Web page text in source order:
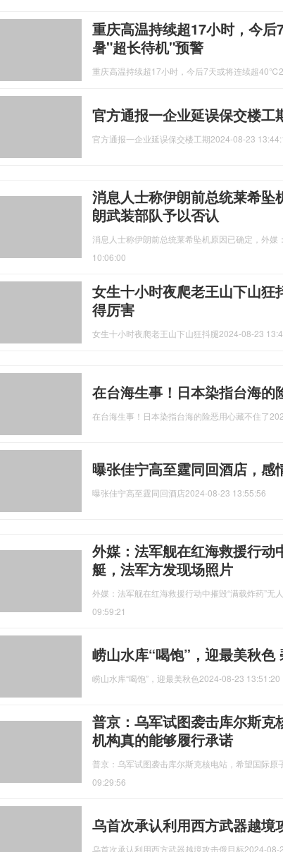
重庆高温持续超17小时，今
暑"超长待机"预警
重庆高温持续超17小时，今后7天或将连续超40℃
官方通报一企业延误保交楼工
官方通报一企业延误保交楼工期2024-08-23
消息人士称伊朗前总统莱希坠
朗武装部队予以否认
消息人士称伊朗前总统莱希坠机原因已确定，外媒
10:06:00
女生十小时夜爬老王山下山狂
得厉害
女生十小时夜爬老王山下山狂抖腿2024-08-23
在台海生事！日本染指台海的
在台海生事！日本染指台海的险恶用心藏不住了
曝张佳宁高至霆同回酒店，感
曝张佳宁高至霆同回酒店2024-08-23 13:55:56
外媒：法军舰在红海救援行动
艇，法军方发现场照片
外媒：法军舰在红海救援行动中摧毁“满载炸药”无
09:59:21
崂山水库“喝饱”，迎最美秋色
崂山水库“喝饱”，迎最美秋色2024-08-23 13:51:20
普京：乌军试图袭击库尔斯克
机构真的能够履行承诺
普京：乌军试图袭击库尔斯克核电站，希望国际原
09:29:56
乌首次承认利用西方武器越境
乌首次承认利用西方武器越境攻击俄目标2024-08-